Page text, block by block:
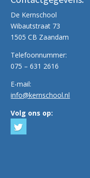
De Kernschool
Wibautstraat 73
1505 CB Zaandam
Telefoonnummer:
075 – 631 2616
E-mail:
info@kernschool.nl
Volg ons op: